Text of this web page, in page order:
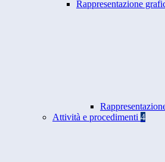
Rappresentazione
Attività e procedimenti 4